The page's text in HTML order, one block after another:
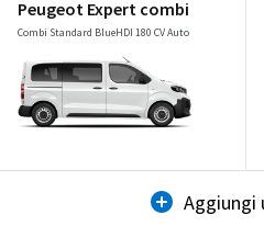
Peugeot Expert combi
Combi Standard BlueHDI 180 CV Auto
Aggiungi